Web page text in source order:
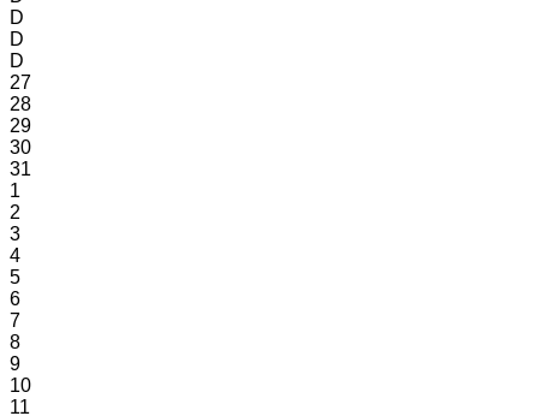
D
D
D
27
28
29
30
31
1
2
3
4
5
6
7
8
9
10
11